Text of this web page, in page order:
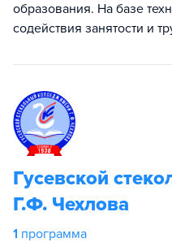
образования. На базе
содействия занятости и
Гусевской
Г.Ф. Чехлова
1 программа